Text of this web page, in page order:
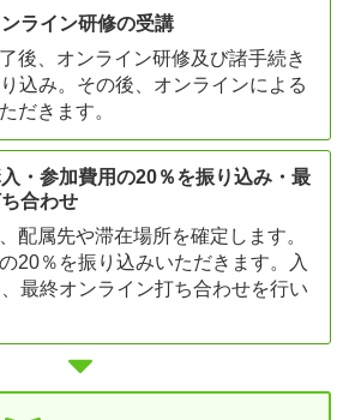
ライン研修の受講
後、オンライン研修及び諸手続き
込み。その後、オンラインによる
だきます。
・参加費用の20％を振り込み・最
合わせ
配属先や滞在場所を確定します。
20％を振り込みいただきます。入
最終オンライン打ち合わせを行い